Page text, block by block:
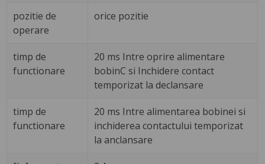
pozitie de
operare
orice pozitie
timp de
functionare
20 ms Intre oprire alimentare
bobinC si Inchidere contact
temporizat la declansare
timp de
functionare
20 ms Intre alimentarea bobinei si
inchiderea contactului temporizat
la anclansare